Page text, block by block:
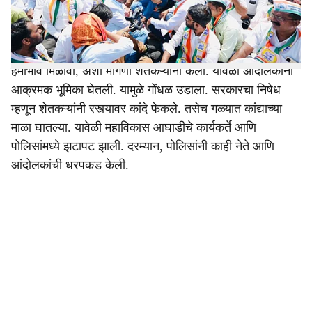
e
महामोर्चा काढण्यात आला.
कांद्याच्या भावावर कायमस्वरुपी तोडगा काढावा. कांद्याला ३ हजार
हमीभाव मिळावा, अशी मागणी शेतकऱ्यांनी केली. यावेळी आंदोलकांनी
आक्रमक भूमिका घेतली. यामुळे गोंधळ उडाला. सरकारचा निषेध
म्हणून शेतकऱ्यांनी रस्त्यावर कांदे फेकले. तसेच गळ्यात कांद्याच्या
माळा घातल्या. यावेळी महाविकास आघाडीचे कार्यकर्ते आणि
पोलिसांमध्ये झटापट झाली. दरम्यान, पोलिसांनी काही नेते आणि
आंदोलकांची धरपकड केली.